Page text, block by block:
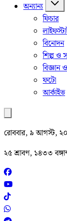
অন্যান্য
ফিচার
বিনোদন
শিল্প ও
বিজ্ঞান
ফটো
আর্কাইভ
রোববার, ৯ আগস্ট,
২৫ শ্রাবণ, ১৪৩৩